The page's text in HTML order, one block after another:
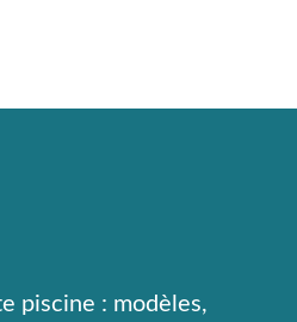
piscine : modèles,